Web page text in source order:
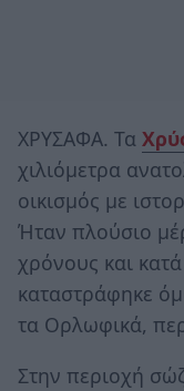
ΧΡΥΣΑΦΑ. Τα
χιλιόμετρα
οικισμός με
Ήταν πλούσιο
χρόνους και
καταστράφηκε
τα Ορλωφικά,
Στην περιοχή